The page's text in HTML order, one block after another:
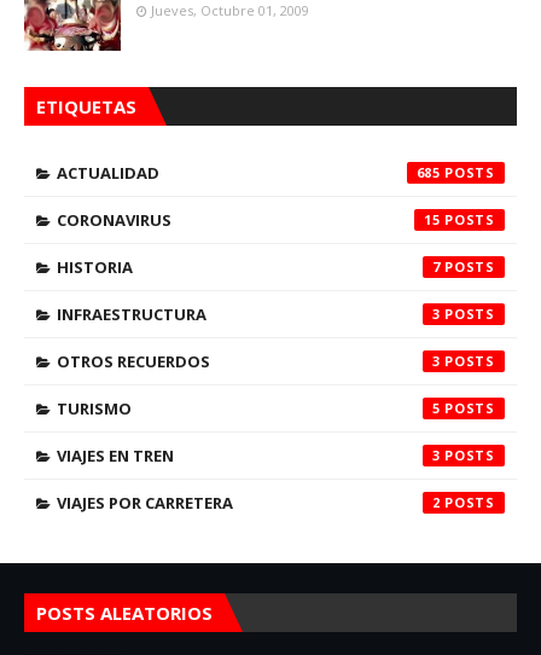
Jueves, Octubre 01, 2009
ETIQUETAS
ACTUALIDAD 685
CORONAVIRUS 15
HISTORIA 7
INFRAESTRUCTURA 3
OTROS RECUERDOS 3
TURISMO 5
VIAJES EN TREN 3
VIAJES POR CARRETERA 2
POSTS ALEATORIOS